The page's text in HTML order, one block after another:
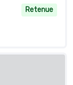
Retenue